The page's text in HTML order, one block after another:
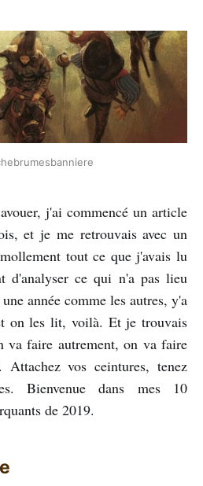
j'ai commencé un article
et je me retrouvais avec un
tout ce que j'avais lu
d'analyser ce qui n'a pas lieu
année comme les autres, y'a
on les lit, voilà. Et je trouvais
va faire autrement, on va faire
vos ceintures, tenez
Bienvenue dans mes 10
de 2019.